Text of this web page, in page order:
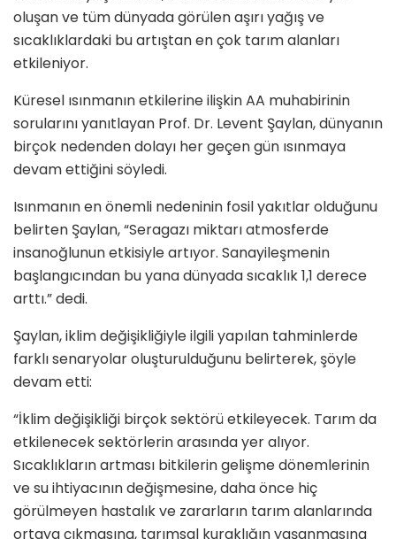
oluşan ve tüm dünyada görülen aşırı yağış ve
sıcaklıklardaki bu artıştan en çok tarım alanları
etkileniyor.
Küresel ısınmanın etkilerine ilişkin AA muhabirinin
sorularını yanıtlayan Prof. Dr. Levent Şaylan, dünyanın
birçok nedenden dolayı her geçen gün ısınmaya
devam ettiğini söyledi.
Isınmanın en önemli nedeninin fosil yakıtlar olduğunu
belirten Şaylan, “Seragazı miktarı atmosferde
insanoğlunun etkisiyle artıyor. Sanayileşmenin
başlangıcından bu yana dünyada sıcaklık 1,1 derece
arttı.” dedi.
Şaylan, iklim değişikliğiyle ilgili yapılan tahminlerde
farklı senaryolar oluşturulduğunu belirterek, şöyle
devam etti:
“İklim değişikliği birçok sektörü etkileyecek. Tarım da
etkilenecek sektörlerin arasında yer alıyor.
Sıcaklıkların artması bitkilerin gelişme dönemlerinin
ve su ihtiyacının değişmesine, daha önce hiç
görülmeyen hastalık ve zararların tarım alanlarında
ortaya çıkmasına, tarımsal kuraklığın yaşanmasına